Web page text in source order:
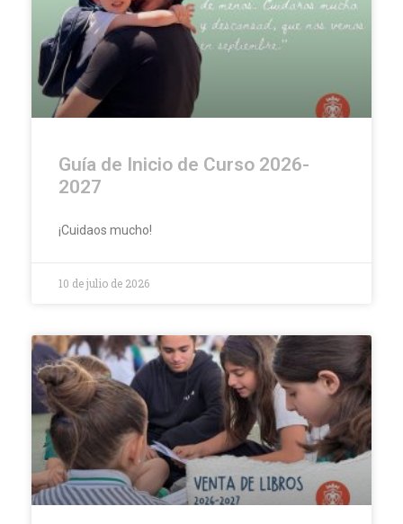
Guía de Inicio de Curso 2026-
2027
¡Cuidaos mucho!
10 de julio de 2026